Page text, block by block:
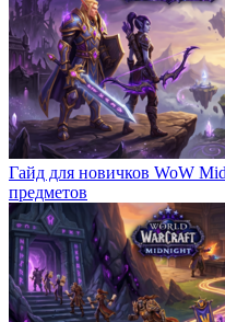
Гайд для новичков WoW
предметов